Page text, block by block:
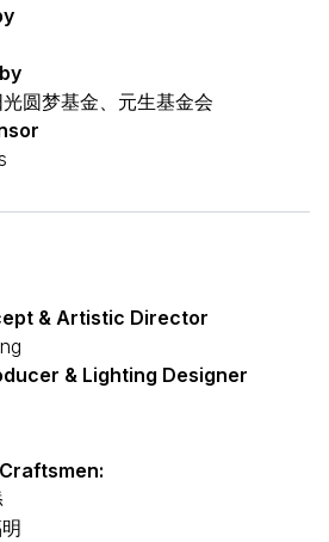
圆梦基金、元生基金会
& Artistic Director
& Lighting Designer